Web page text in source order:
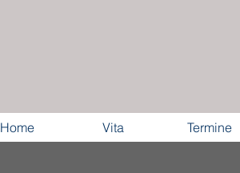
Home Vita Termine